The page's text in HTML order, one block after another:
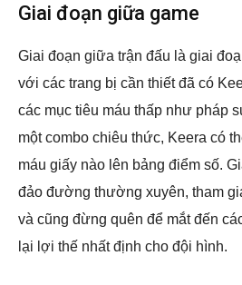
Giai đoạn giữa game
Giai đoạn giữa trận đấu là giai
với các trang bị cần thiết đã có
các mục tiêu máu thấp như pháp
một combo chiêu thức, Keera có
máu giấy nào lên bảng điểm số.
đảo đường thường xuyên, tham
và cũng đừng quên để mắt đến
lại lợi thế nhất định cho đội hình.